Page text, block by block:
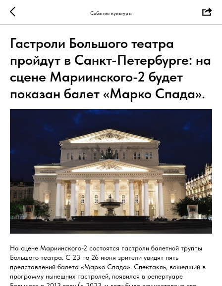
События культуры
Гастроли Большого театра
пройдут в Санкт-Петербурге: на
сцене Мариинского-2 будет
показан балет «Марко Спада».
На сцене Мариинского-2 состоятся гастроли балетной труппы
Большого театра. С 23 по 26 июня зрители увидят пять
представлений балета «Марко Спада». Спектакль, вошедший в
программу нынешних гастролей, появился в репертуаре